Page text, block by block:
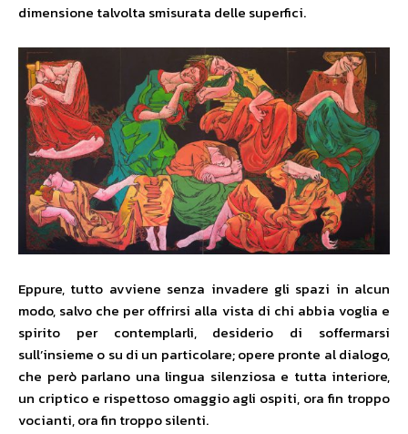
dimensione talvolta smisurata delle superfici.
Eppure, tutto avviene senza invadere gli spazi in alcun
modo, salvo che per offrirsi alla vista di chi abbia voglia e
spirito per contemplarli, desiderio di soffermarsi
sull’insieme o su di un particolare; opere pronte al dialogo,
che però parlano una lingua silenziosa e tutta interiore,
un criptico e rispettoso omaggio agli ospiti, ora fin troppo
vocianti, ora fin troppo silenti.